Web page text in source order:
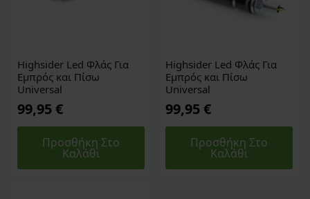
Highsider Led Φλάς Για
Εμπρός και Πίσω
Universal
99,95 €
Προσθήκη Στο
Καλάθι
Highsider Led Φλάς Για
Εμπρός και Πίσω
Universal
99,95 €
Προσθήκη Στο
Καλάθι